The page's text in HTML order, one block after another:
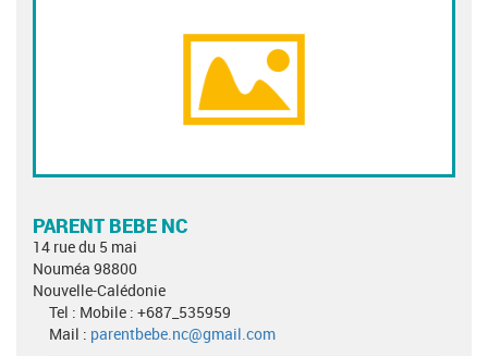
PARENT BEBE NC
14 rue du 5 mai
Nouméa 98800
Nouvelle-Calédonie
Tel : Mobile : +687_535959
Mail : parentbebe.nc@gmail.com